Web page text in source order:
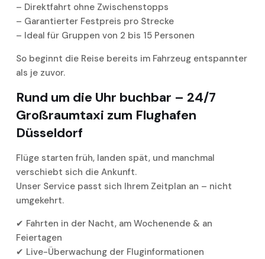
– Direktfahrt ohne Zwischenstopps
– Garantierter Festpreis pro Strecke
– Ideal für Gruppen von 2 bis 15 Personen
So beginnt die Reise bereits im Fahrzeug entspannter
als je zuvor.
Rund um die Uhr buchbar – 24/7
Großraumtaxi zum Flughafen
Düsseldorf
Flüge starten früh, landen spät, und manchmal
verschiebt sich die Ankunft.
Unser Service passt sich Ihrem Zeitplan an – nicht
umgekehrt.
✔ Fahrten in der Nacht, am Wochenende & an
Feiertagen
✔ Live-Überwachung der Fluginformationen